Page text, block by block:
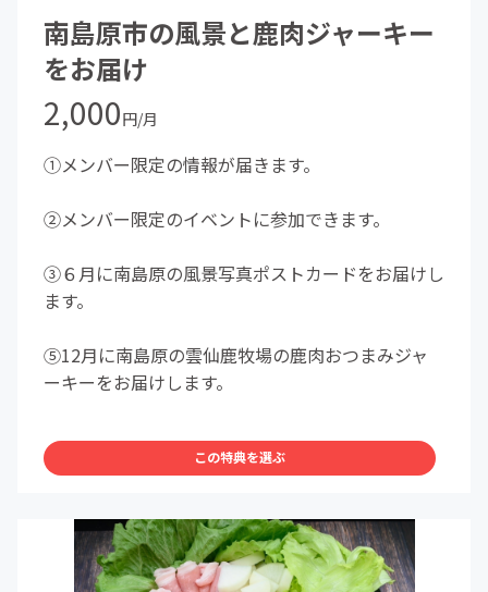
南島原市の風景と鹿肉ジャーキー
をお届け
2,000円/月
①メンバー限定の情報が届きます。
②メンバー限定のイベントに参加できます。
③６月に南島原の風景写真ポストカードをお届けし
ます。
⑤12月に南島原の雲仙鹿牧場の鹿肉おつまみジャ
ーキーをお届けします。
この特典を選ぶ